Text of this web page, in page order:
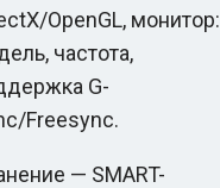
OpenGL, монитор:
частота,
G-
Freesync.
— SMART-